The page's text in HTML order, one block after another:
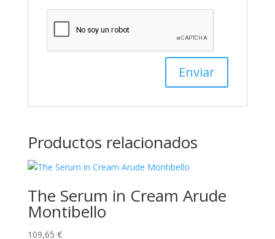
Productos relacionados
The Serum in Cream Arude
Montibello
109,65 €